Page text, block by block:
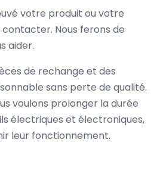
votre produit ou votre
contacter. Nous ferons de
aider.
de rechange et des
sans perte de qualité.
voulons prolonger la durée
électriques et électroniques,
leur fonctionnement.